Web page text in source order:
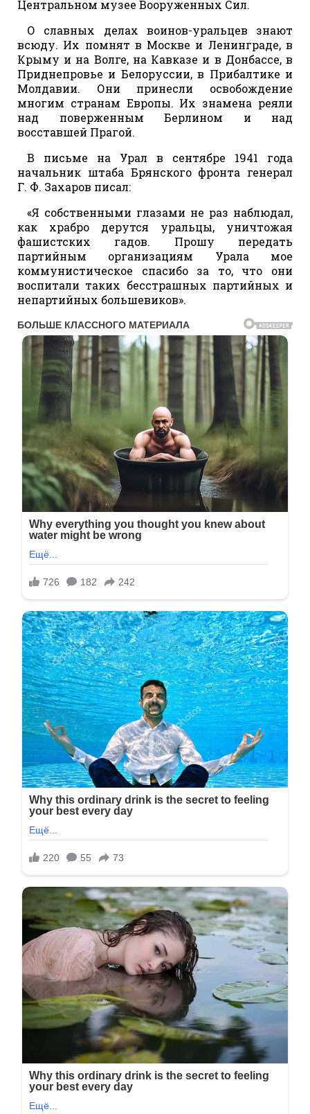
Центральном музее Вооруженных Сил.
О славных делах воинов-уральцев знают
всюду. Их помнят в Москве и Ленинграде, в
Крыму и на Волге, на Кавказе и в Донбассе, в
Приднепровье и Белоруссии, в Прибалтике и
Молдавии. Они принесли освобождение
многим странам Европы. Их знамена реяли
над поверженным Берлином и над
восставшей Прагой.
В письме на Урал в сентябре 1941 года
начальник штаба Брянского фронта генерал
Г. Ф. Захаров писал:
«Я собственными глазами не раз наблюдал,
как храбро дерутся уральцы, уничтожая
фашистских гадов. Прошу передать
партийным организациям Урала мое
коммунистическое спасибо за то, что они
воспитали таких бесстрашных партийных и
непартийных большевиков».